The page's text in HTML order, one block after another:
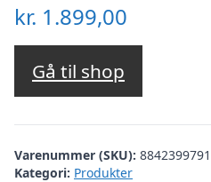
kr. 1.899,00
Gå til shop
Varenummer (SKU):
Kategori: Produkter